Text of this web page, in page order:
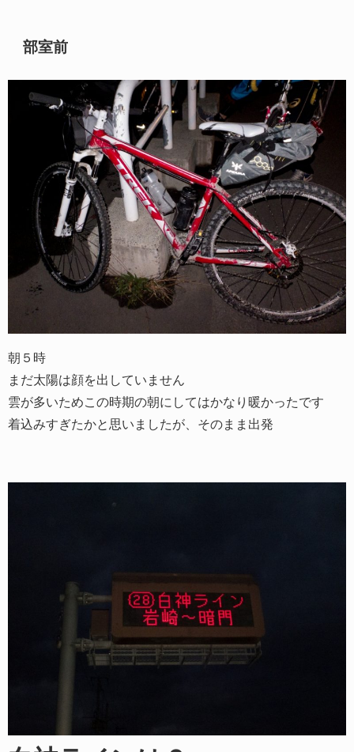
部室前
朝５時
まだ太陽は顔を出していません
雲が多いためこの時期の朝にしてはかなり暖かったです
着込みすぎたかと思いましたが、そのまま出発